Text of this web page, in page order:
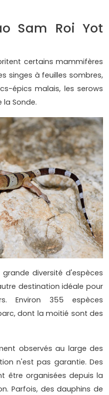
Sam Roi Yot
certains mammifères
singes à feuilles sombres,
épics malais, les serows
la Sonde.
diversité d'espèces
destination idéale pour
Environ 355 espèces
dont la moitié sont des
observés au large des
n'est pas garantie. Des
être organisées depuis la
Parfois, des dauphins de